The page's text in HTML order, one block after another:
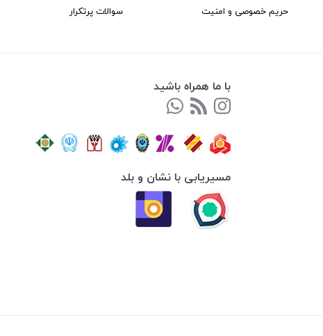
حریم خصوصی و امنیت سوالات پرتکرار
با ما همراه باشید
مسیریابی با نشان و بلد